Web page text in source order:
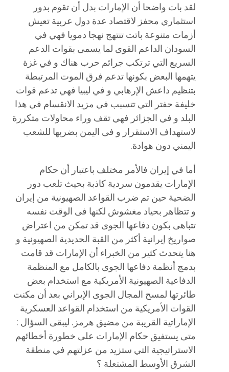
لقد بات واضحا أن الإمارات بدل أن تقوم بدور
استثماري محفز لاقتصاد عدة دول عربية تعيش
أزمات متنوعة باتت تنتهج نهجا دمويا فهي في
السودان الداعم القوى لما يسمى بقوات الدعم
السريع التي ترتكب جرائم حرب هناك و في غزة
يتهمها البعض بكونها تدعم فرق الموت المرتبطة
بتنظيم داعش الإرهابي و في ليبيا فهي تدعم قوات
خليفة حفتر التي تتسبب في مزيد الانقسام في هذا
البلد و في الجزائر فهي تقف وراء محاولات متكررة
لاستهداف الاستقرار و فى اليمن بضربها للشعب
اليمني دون هوادة.
أما في إيران فالأمر مختلف باعتبار أن حكام
الإمارات يقدمون سردية كاذبة بحيث تلعب دور
الضحية حين تم ضرب القواعد الصهيونية من إيران
و تتظاهر بحياد مغشوش لكنها فى الوقت نفسه
تتباهى بكون دفاعها الجوى قد تمكن من اعتراض
صواريخ إيرانية أكثر من القبة الحديدية الصهيونية و
هنا يتحدث كثير من الخبراء أن الإمارات قد قامت
بدمج أنظمة دفاعها الجوى بالكامل مع المنظمة
الدفاعية الصهيونية الأمريكية مع استخدام بعض
طائرتها لمسح المجال الجوى الإيراني بعد أن مكنت
القوات الأمريكية من استخدام القواعد العسكرية
الإماراتية القريبة من مضيق هرمز. ليبقى السؤال :
متى يستفيق حكام الإمارات على خطورة أخطائهم
الاستراتيجية التي ستزيد من عزلتهم في منطقة
الشرق الأوسط المشتعلة ؟